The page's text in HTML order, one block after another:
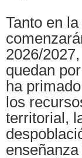
Tanto en
2026/
quedan
ha
los
territorial,